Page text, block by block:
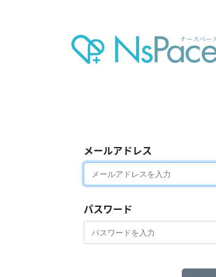
メールアドレス
パスワード